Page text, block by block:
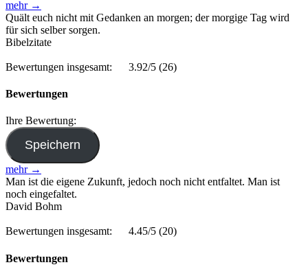
mehr →
Quält euch nicht mit Gedanken an morgen; der morgige Tag wird
für sich selber sorgen.
Bibelzitate
Bewertungen insgesamt: 3.92/5 (26)
Bewertungen
Ihre Bewertung:
mehr →
Man ist die eigene Zukunft, jedoch noch nicht entfaltet. Man ist
noch eingefaltet.
David Bohm
Bewertungen insgesamt: 4.45/5 (20)
Bewertungen